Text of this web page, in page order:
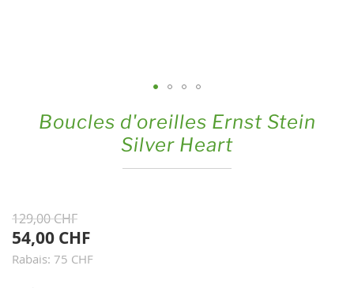
images
gallery
Boucles d'oreilles Ernst Stein
Silver Heart
129,00 CHF
54,00 CHF
Rabais: 75 CHF